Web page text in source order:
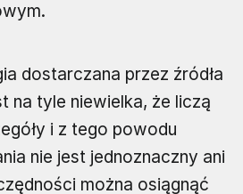
dostarczana przez źródła
na tyle niewielka, że liczą
i z tego powodu
nie jest jednoznaczny ani
można osiągnąć